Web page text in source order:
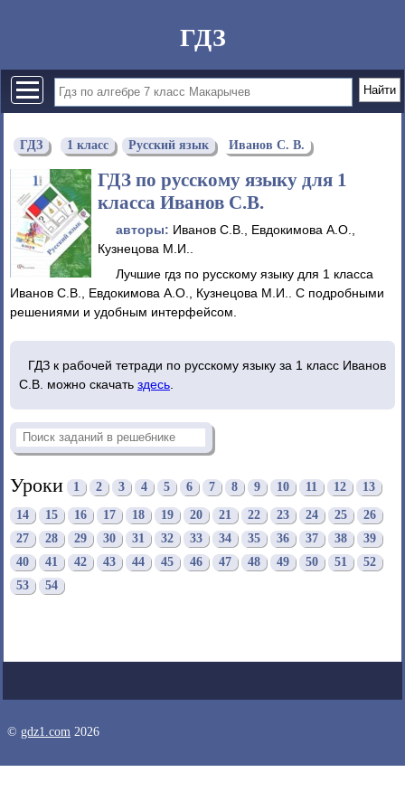
ГДЗ
ГДЗ 1 класс Русский язык Иванов С. В.
ГДЗ по русскому языку для 1
класса Иванов С.В.
авторы: Иванов С.В., Евдокимова А.О.,
Кузнецова М.И..
Лучшие гдз по русскому языку для 1 класса
Иванов С.В., Евдокимова А.О., Кузнецова М.И.. С подробными
решениями и удобным интерфейсом.
ГДЗ к рабочей тетради по русскому языку за 1 класс Иванов
С.В. можно скачать здесь.
Уроки 1 2 3 4 5 6 7 8 9 10 11 12 13
14 15 16 17 18 19 20 21 22 23 24 25
26
27
28 29 30 31 32 33 34 35 36 37 38
39
40
41 42 43 44 45 46 47 48 49 50 51
52
53
54
© gdz1.com 2026